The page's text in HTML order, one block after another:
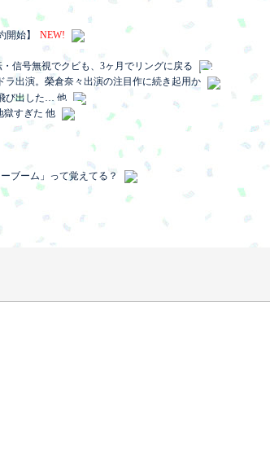
始】
NEW!
信号無視でクビも、3ヶ月でリングに戻る
出演。榮倉奈々出演の注目作に続き起用か
び出した… 他
獄すぎた 他
ブーム」って覚えてる？